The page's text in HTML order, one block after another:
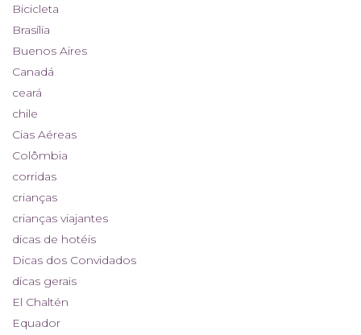
Bicicleta
Brasília
Buenos Aires
Canadá
ceará
chile
Cias Aéreas
Colômbia
corridas
crianças
crianças viajantes
dicas de hotéis
Dicas dos Convidados
dicas gerais
El Chaltén
Equador